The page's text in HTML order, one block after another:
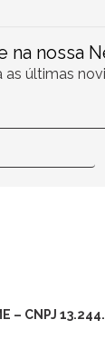
na nossa
as últimas
– CNPJ